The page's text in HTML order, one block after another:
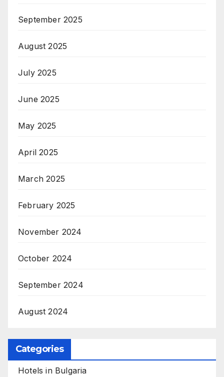
September 2025
August 2025
July 2025
June 2025
May 2025
April 2025
March 2025
February 2025
November 2024
October 2024
September 2024
August 2024
Categories
Hotels in Bulgaria